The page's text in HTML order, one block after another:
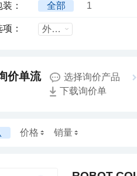
： 全部 1
： 外箱尺寸mm
选择询价产品
下载询价单
价格 销量